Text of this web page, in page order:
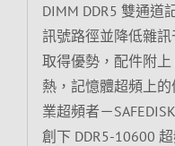
DIMM DDR5 雙通道
訊號路徑並降低雜
取得優勢，配件附上
熱，記憶體超頻上
業超頻者－
創下 DDR5-10600